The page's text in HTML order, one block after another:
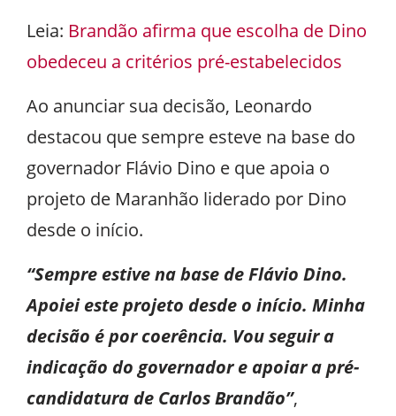
Leia: Brandão afirma que escolha de Dino
obedeceu a critérios pré-estabelecidos
Ao anunciar sua decisão, Leonardo
destacou que sempre esteve na base do
governador Flávio Dino e que apoia o
projeto de Maranhão liderado por Dino
desde o início.
“Sempre estive na base de Flávio Dino.
Apoiei este projeto desde o início. Minha
decisão é por coerência. Vou seguir a
indicação do governador e apoiar a pré-
candidatura de Carlos Brandão”,